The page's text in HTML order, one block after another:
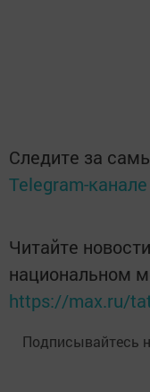
Следите за
Telegram-канале
Читайте
национальном
https://max.ru/
Подписывайтесь